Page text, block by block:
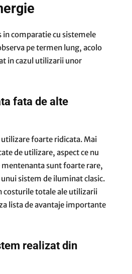
in comparatie cu sistemele
pe termen lung, acolo
in cazul utilizarii unor
fata de alte
utilizare foarte ridicata. Mai
de utilizare, aspect ce nu
sunt foarte rare,
sistem de iluminat clasic.
costurile totale ale utilizarii
lista de avantaje importante
realizat din